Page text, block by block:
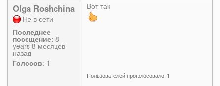
Olga Roshchina
Не в сети
Последнее
посещение: 8
years 8 месяцев
назад
Голосов: 1
Вот так
Пользователей проголосовало: 1